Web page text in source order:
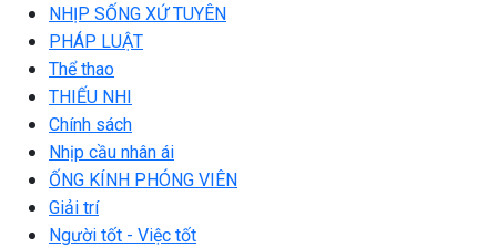
NHỊP SỐNG XỨ TUYÊN
PHÁP LUẬT
Thể thao
THIẾU NHI
Chính sách
Nhịp cầu nhân ái
ỐNG KÍNH PHÓNG VIÊN
Giải trí
Người tốt - Việc tốt